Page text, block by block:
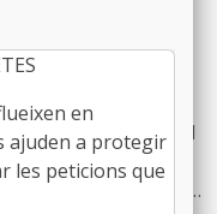
per a deute
locals
la Secretaria General
per la qual
de 4 de juliol
en
ajuden a protegir
les peticions que